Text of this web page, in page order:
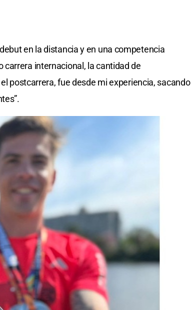
en la distancia y en una competencia
carrera internacional, la cantidad de
postcarrera, fue desde mi experiencia, sacando